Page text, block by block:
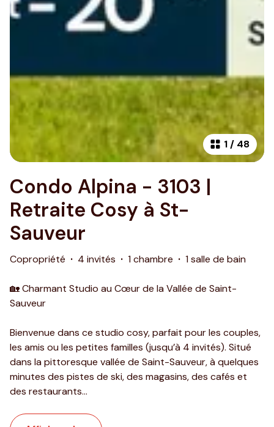
1 / 48
Condo Alpina - 3103 |
Retraite Cosy à St-
Sauveur
Copropriété · 4 invités · 1 chambre · 1 salle de bain
🏡 Charmant Studio au Cœur de la Vallée de Saint-
Sauveur
Bienvenue dans ce studio cosy, parfait pour les couples,
les amis ou les petites familles (jusqu’à 4 invités). Situé
dans la pittoresque vallée de Saint-Sauveur, à quelques
minutes des pistes de ski, des magasins, des cafés et
des restaurants...